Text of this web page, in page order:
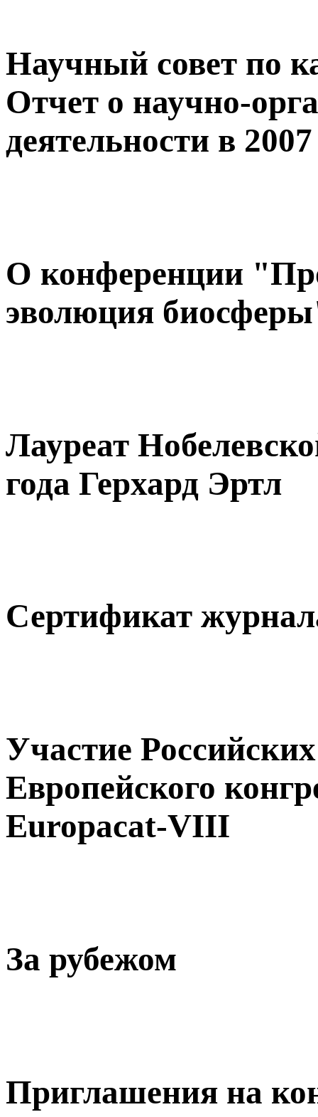
Научный совет по
Отчет о научно-
деятельности в
О конференции
эволюция
Лауреат
года Герхард Эртл
Сертификат
Участие
Европейского
Europacat-VIII
За рубежом
Приглашения на